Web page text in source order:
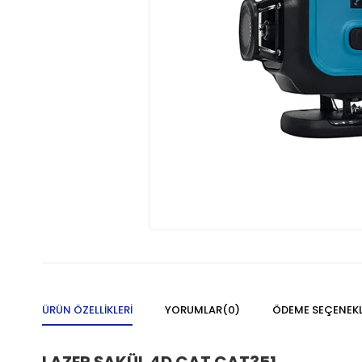
ÜRÜN ÖZELLIKLERI YORUMLAR(0) ÖDEME